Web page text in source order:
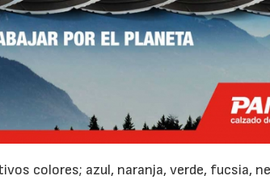
colores; azul, naranja, verde, fucsia,